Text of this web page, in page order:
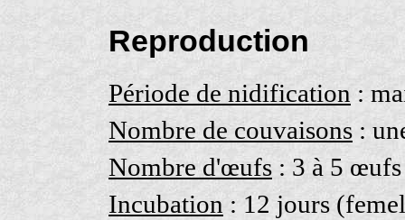
Reproduction
Période de nidification :
Nombre de couvaisons :
Nombre d'œufs : 3 à 5
Incubation : 12 jours